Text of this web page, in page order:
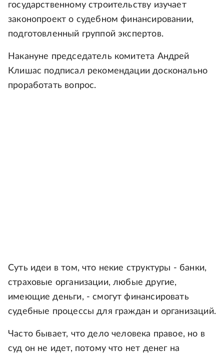
государственному строительству изучает
законопроект о судебном финансировании,
подготовленный группой экспертов.
Накануне председатель комитета Андрей
Клишас подписал рекомендации досконально
проработать вопрос.
Суть идеи в том, что некие структуры - банки,
страховые организации, любые другие,
имеющие деньги, - смогут финансировать
судебные процессы для граждан и организаций.
Часто бывает, что дело человека правое, но в
суд он не идет, потому что нет денег на